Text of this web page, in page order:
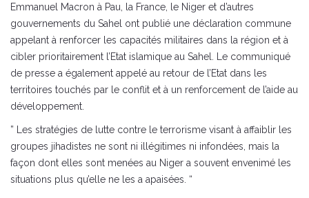
Emmanuel Macron à Pau, la France, le Niger et d’autres
gouvernements du Sahel ont publié une déclaration commune
appelant à renforcer les capacités militaires dans la région et à
cibler prioritairement l’Etat islamique au Sahel. Le communiqué
de presse a également appelé au retour de l’Etat dans les
territoires touchés par le conflit et à un renforcement de l’aide au
développement.
” Les stratégies de lutte contre le terrorisme visant à affaiblir les
groupes jihadistes ne sont ni illégitimes ni infondées, mais la
façon dont elles sont menées au Niger a souvent envenimé les
situations plus qu’elle ne les a apaisées. “